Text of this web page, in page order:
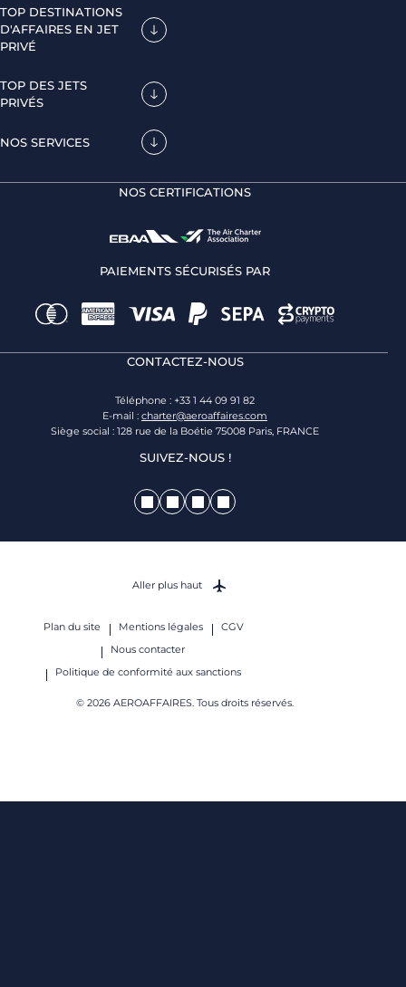
TOP DESTINATIONS
D'AFFAIRES EN JET
PRIVÉ
TOP DES JETS
PRIVÉS
NOS SERVICES
NOS CERTIFICATIONS
PAIEMENTS SÉCURISÉS PAR
CONTACTEZ-NOUS
Téléphone : +33 1 44 09 91 82
E-mail : charter@aeroaffaires.com
Siège social : 128 rue de la Boétie 75008 Paris, FRANCE
SUIVEZ-NOUS !
Plan du site Mentions légales
CGV
Nous contacter
Politique de conformité aux sanctions
© 2026 AEROAFFAIRES. Tous droits réservés.
Aller plus haut